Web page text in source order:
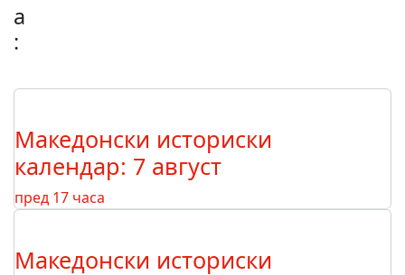
а
:
Македонски историски
календар: 7 август
пред 17 часа
Македонски историски